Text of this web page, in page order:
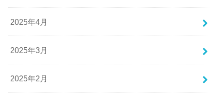
2025年4月
2025年3月
2025年2月